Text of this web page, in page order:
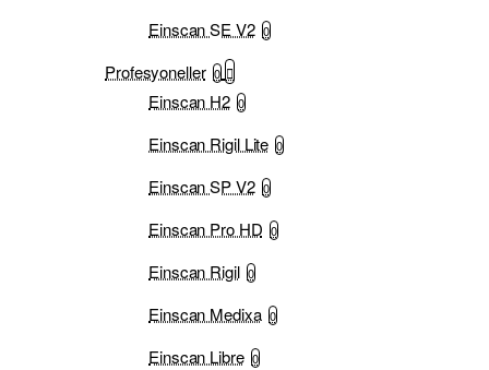
Einscan SE V2 0
Profesyoneller 0
Einscan H2 0
Einscan Rigil Lite 0
Einscan SP V2 0
Einscan Pro HD 0
Einscan Rigil 0
Einscan Medixa 0
Einscan Libre 0